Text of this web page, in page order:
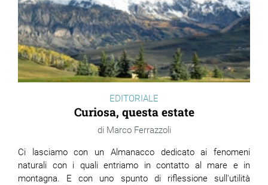
EDITORIALE
Curiosa, questa estate
Marco Ferrazzoli
Ci lasciamo con un Almanacco dedicato ai fenomeni
naturali con i quali entriamo in contatto al mare e in
montagna. E con uno spunto di riflessione sull'utilità